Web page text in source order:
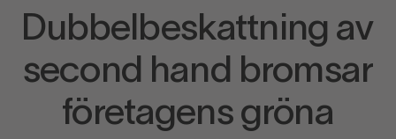
Dubbelbeskattning av
second hand bromsar
företagens gröna